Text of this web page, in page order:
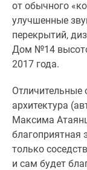
Квартиры
скидками
41%
Видео
360°
новостроек
Субсидированная
застройщиком
от обычного
улучшенные
перекрытий,
Дом №14
2017 года.
Отличительные
архитектура
Максима
благоприятная
только
и сам будет